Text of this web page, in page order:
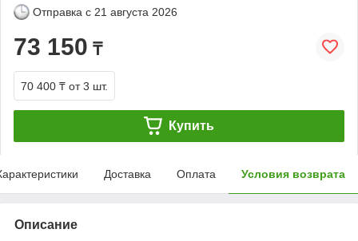
Отправка с 21 августа 2026
73 150 ₸
70 400 ₸ от 3 шт.
Купить
Доставка Оплата Условия возврата
Описание